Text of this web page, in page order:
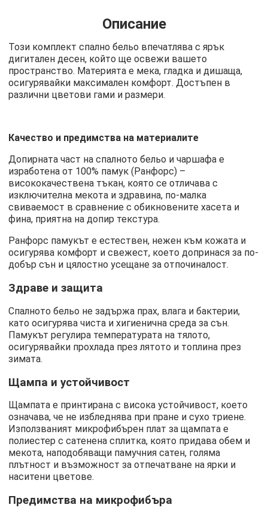
Описание
Този комплект спално бельо впечатлява с ярък
дигитален десен, който ще освежи вашето
пространство. Материята е мека, гладка и дишаща,
осигурявайки максимален комфорт. Достъпен в
различни цветови гами и размери.
Качество и предимства на материалите
Допирната част на спалното бельо и чаршафа е
изработена от 100% памук (Ранфорс) –
висококачествена тъкан, която се отличава с
изключителна мекота и здравина, по-малка
свиваемост в сравнение с обикновените хасета и
фина, приятна на допир текстура.
Ранфорс памукът е естествен, нежен към кожата и
осигурява комфорт и свежест, което допринася за по-
добър сън и цялостно усещане за отпочиналост.
Здраве и защита
Спалното бельо не задържа прах, влага и бактерии,
като осигурява чиста и хигиенична среда за сън.
Памукът регулира температурата на тялото,
осигурявайки прохлада през лятото и топлина през
зимата.
Щампа и устойчивост
Щампата е принтирана с висока устойчивост, което
означава, че не избледнява при пране и сухо триене.
Използваният микрофибърен плат за щампата е
полиестер с сатенена сплитка, която придава обем и
мекота, наподобяващи памучния сатен, голяма
плътност и възможност за отпечатване на ярки и
наситени цветове.
Предимства на микрофибъра